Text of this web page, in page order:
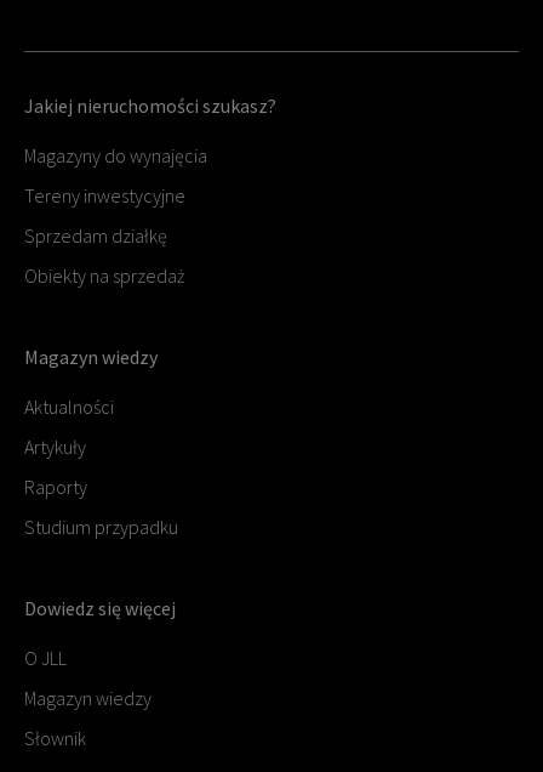
Jakiej nieruchomości szukasz?
Magazyny do wynajęcia
Tereny inwestycyjne
Sprzedam działkę
Obiekty na sprzedaż
Magazyn wiedzy
Aktualności
Artykuły
Raporty
Studium przypadku
Dowiedz się więcej
O JLL
Magazyn wiedzy
Słownik